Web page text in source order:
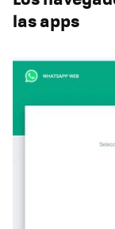
las apps